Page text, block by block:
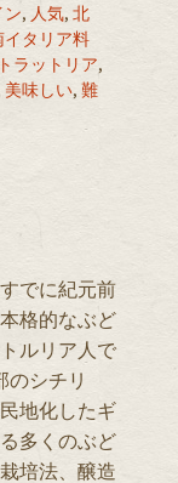
ン, 人気, 北
イタリア料
ラットリア,
美味しい, 難
でに紀元前
格的なぶど
ルリア人で
のシチリ
地化したギ
多くのぶど
培法、醸造